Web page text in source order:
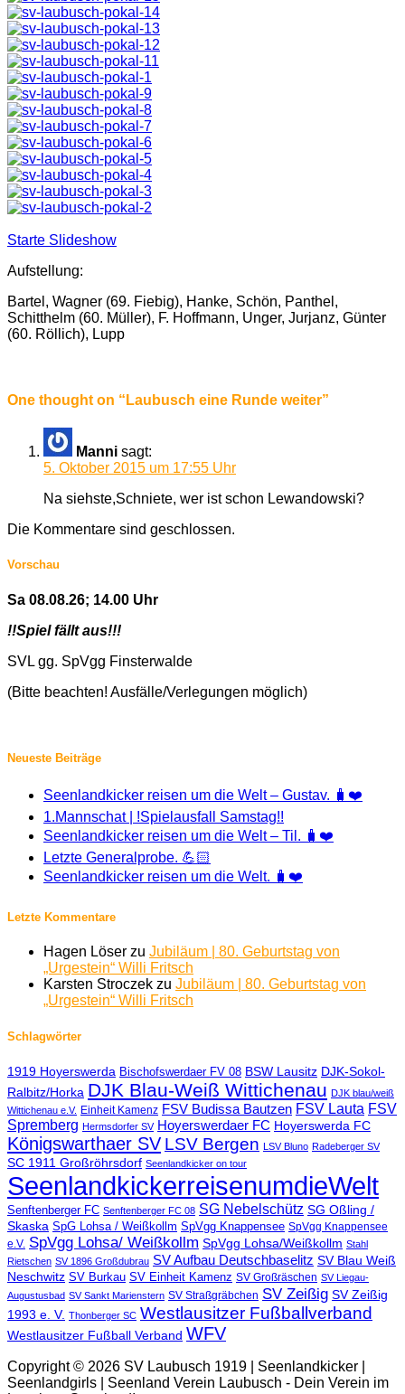
Starte Slideshow
Aufstellung:
Bartel, Wagner (69. Fiebig), Hanke, Schön, Panthel,
Schitthelm (60. Müller), F. Hoffmann, Unger, Jurjanz, Günter
(60. Röllich), Lupp
One thought on “ Laubusch eine Runde weiter”
Manni sagt:
5. Oktober 2015 um 17:55 Uhr
Na siehste,Schniete, wer ist schon Lewandowski?
Die Kommentare sind geschlossen.
Vorschau
Sa 08.08.26; 14.00 Uhr
!!Spiel fällt aus!!!
SVL gg. SpVgg Finsterwalde
(Bitte beachten! Ausfälle/Verlegungen möglich)
Neueste Beiträge
Seenlandkicker reisen um die Welt – Gustav. 🧳❤️
1.Mannschat | !Spielausfall Samstag!!
Seenlandkicker reisen um die Welt – Til. 🧳❤️
Letzte Generalprobe. 💪🏻
Seenlandkicker reisen um die Welt. 🧳❤️
Letzte Kommentare
Hagen Löser zu Jubiläum | 80. Geburtstag von
„Urgestein“ Willi Fritsch
Karsten Stroczek zu Jubiläum | 80. Geburtstag von
„Urgestein“ Willi Fritsch
Schlagwörter
1919 Hoyerswerda Bischofswerdaer FV 08 BSW Lausitz DJK-Sokol-
Ralbitz/Horka DJK Blau-Weiß Wittichenau DJK blau/weiß
Wittichenau e.V. Einheit Kamenz FSV Budissa Bautzen FSV Lauta FSV
Spremberg Hermsdorfer SV Hoyerswerdaer FC Hoyerswerda FC
Königswarthaer SV LSV Bergen LSV Bluno Radeberger SV
SC 1911 Großröhrsdorf Seenlandkicker on tour
SeenlandkickerreisenumdieWelt
Senftenberger FC Senftenberger FC 08 SG Nebelschütz SG Oßling /
Skaska SpG Lohsa / Weißkollm SpVgg Knappensee SpVgg Knappensee
e.V. SpVgg Lohsa/ Weißkollm SpVgg Lohsa/Weißkollm Stahl
Rietschen SV 1896 Großdubrau SV Aufbau Deutschbaselitz SV Blau Weiß
Neschwitz SV Burkau SV Einheit Kamenz SV Großräschen SV Liegau-
Augustusbad SV Sankt Marienstern SV Straßgräbchen SV Zeißig SV Zeißig
1993 e. V. Thonberger SC Westlausitzer Fußballverband
Westlausitzer Fußball Verband WFV
Copyright © 2026 SV Laubusch 1919 | Seenlandkicker |
Seenlandgirls | Seenland Verein Laubusch - Dein Verein im